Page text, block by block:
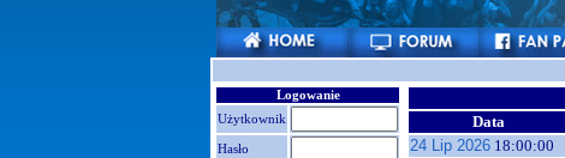
Logowanie
Użytkownik
Hasło
Data
24 Lip 2026 18:00:00